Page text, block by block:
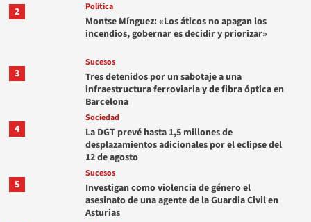
2 Política
Montse Mínguez: «Los áticos no apagan los
incendios, gobernar es decidir y priorizar»
3
Sucesos
Tres detenidos por un sabotaje a una
infraestructura ferroviaria y de fibra óptica en
Barcelona
4
Sociedad
La DGT prevé hasta 1,5 millones de
desplazamientos adicionales por el eclipse del
12 de agosto
5
Sucesos
Investigan como violencia de género el
asesinato de una agente de la Guardia Civil en
Asturias